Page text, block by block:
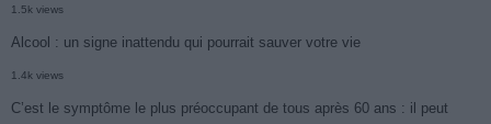
1.5k views
Alcool : un signe inattendu qui pourrait sauver votre vie
1.4k views
C’est le symptôme le plus préoccupant de tous après 60 ans : il peut